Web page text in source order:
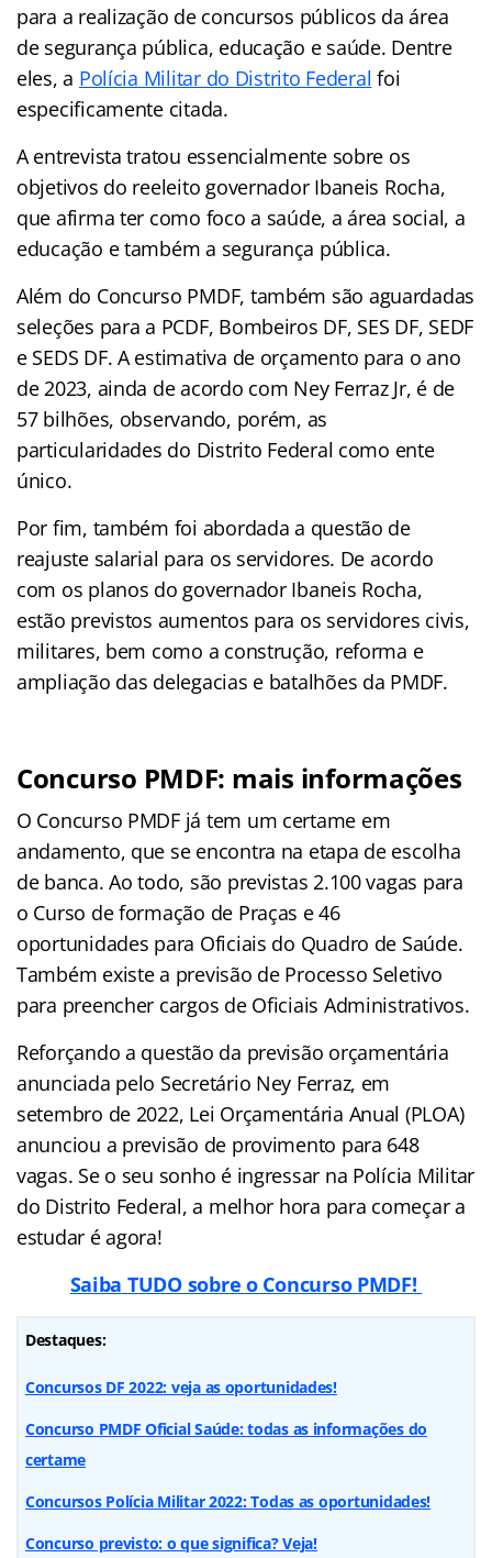
para a realização de concursos públicos da área
de segurança pública, educação e saúde. Dentre
eles, a Polícia Militar do Distrito Federal foi
especificamente citada.
A entrevista tratou essencialmente sobre os
objetivos do reeleito governador Ibaneis Rocha,
que afirma ter como foco a saúde, a área social, a
educação e também a segurança pública.
Além do Concurso PMDF, também são aguardadas
seleções para a PCDF, Bombeiros DF, SES DF, SEDF
e SEDS DF. A estimativa de orçamento para o ano
de 2023, ainda de acordo com Ney Ferraz Jr, é de
57 bilhões, observando, porém, as
particularidades do Distrito Federal como ente
único.
Por fim, também foi abordada a questão de
reajuste salarial para os servidores. De acordo
com os planos do governador Ibaneis Rocha,
estão previstos aumentos para os servidores civis,
militares, bem como a construção, reforma e
ampliação das delegacias e batalhões da PMDF.
Concurso PMDF: mais informações
O Concurso PMDF já tem um certame em
andamento, que se encontra na etapa de escolha
de banca. Ao todo, são previstas 2.100 vagas para
o Curso de formação de Praças e 46
oportunidades para Oficiais do Quadro de Saúde.
Também existe a previsão de Processo Seletivo
para preencher cargos de Oficiais Administrativos.
Reforçando a questão da previsão orçamentária
anunciada pelo Secretário Ney Ferraz, em
setembro de 2022, Lei Orçamentária Anual (PLOA)
anunciou a previsão de provimento para 648
vagas. Se o seu sonho é ingressar na Polícia Militar
do Distrito Federal, a melhor hora para começar a
estudar é agora!
Saiba TUDO sobre o Concurso PMDF!
Destaques:
Concursos DF 2022: veja as oportunidades!
Concurso PMDF Oficial Saúde: todas as informações do
certame
Concursos Polícia Militar 2022: Todas as oportunidades!
Concurso previsto: o que significa? Veja!